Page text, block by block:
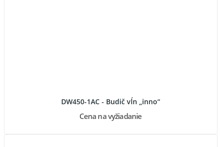
DW450-1AC - Budič vĺn „inno“
Cena na vyžiadanie